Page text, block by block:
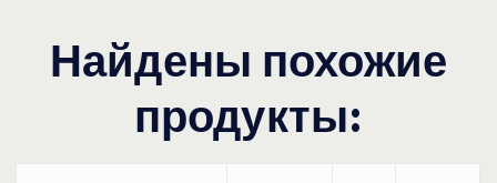
Найдены похожие
продукты: